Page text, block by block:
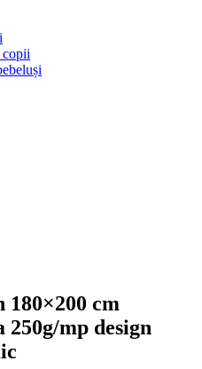
copii
cm
mp design